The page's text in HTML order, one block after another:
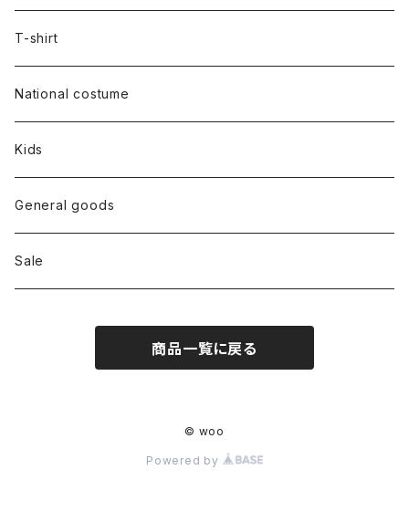
Outer
Dress
Tops
Bottoms
Shoes
T-shirt
National costume
Kids
General goods
Sale
商品一覧に戻る
© woo
Powered by